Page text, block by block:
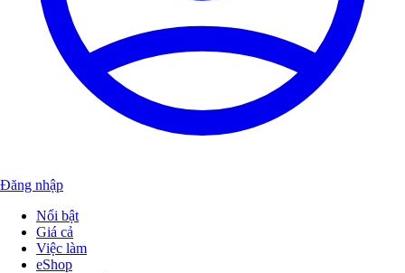
Đăng nhập
Nổi bật
Giá cả
Việc làm
eShop